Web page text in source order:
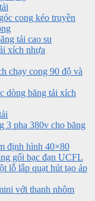
cong kéo truyền
tải cao su
xích nhựa
chạy cong 90 độ và
dòng băng tải xích
3 pha 380v cho băng
định hình 40×80
gối bạc đạn UCFL
lỗ lắp quạt hút tạo áp
với thanh nhôm